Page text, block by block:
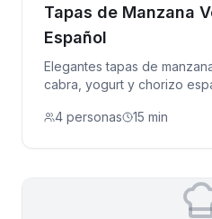
Tapas de Manzana
Español
Elegantes tapas de
cabra, yogurt y chorizo
4 personas
15 min